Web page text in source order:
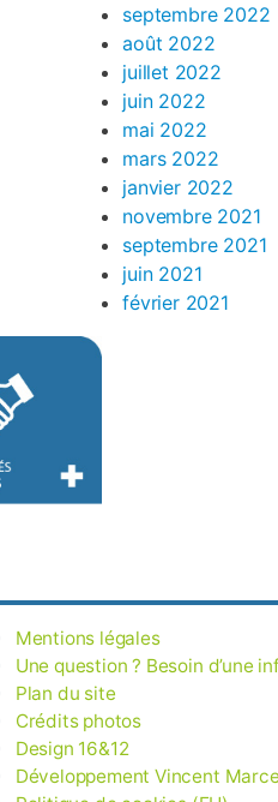
septembre 2022
août 2022
juillet 2022
juin 2022
mai 2022
mars 2022
janvier 2022
novembre 2021
septembre 2021
juin 2021
février 2021
Mentions légales
Une question ? Besoin d’une
Plan du site
Crédits photos
Design 16&12
Développement Vincent